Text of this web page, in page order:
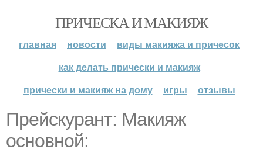
ПРИЧЕСКА И МАКИЯЖ
главная новости
виды макияжа и причесок
как делать прически и макияж
прически и макияж на дому
игры отзывы
Прейскурант: Макияж
основной: